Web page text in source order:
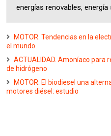
energías renovables, energía
MOTOR. Tendencias en la
el mundo
ACTUALIDAD. Amoníaco para
de hidrógeno
MOTOR. El biodiesel una
motores diésel: estudio